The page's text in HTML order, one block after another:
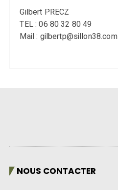
Gilbert PRECZ
TEL : 06 80 32 80 49
Mail : gilbertp@sillon38.com
NOUS CONTACTER